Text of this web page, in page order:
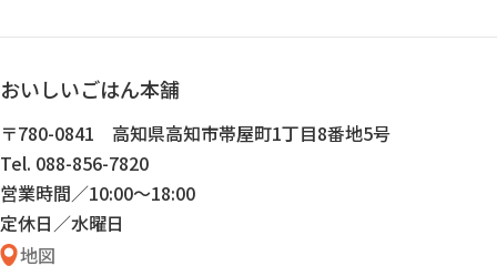
おいしいごはん本舗
〒780-0841 高知県高知市帯屋町1丁目8番地5号
Tel. 088-856-7820
営業時間／10:00〜18:00
定休日／水曜日
地図